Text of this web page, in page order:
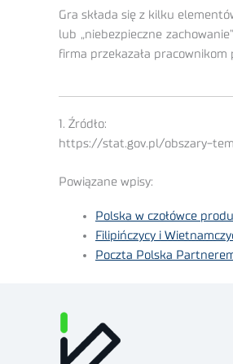
Gra składa się z kilku
lub „niebezpieczne
firma przekazała
1. Źródło:
https://stat.gov.pl/obszary-
Powiązane wpisy:
Polska w czołówce
Filipińczycy i
Poczta Polska